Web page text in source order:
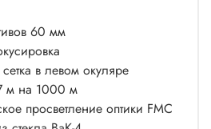
60 мм
в левом окуляре
м на 1000 м
просветление оптики FMC